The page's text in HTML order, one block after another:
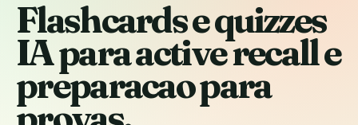
Flashcards e quizzes
IA para active recall e
preparacao para